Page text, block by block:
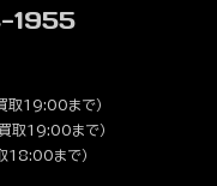
取19:00まで）
取19:00まで）
18:00まで）